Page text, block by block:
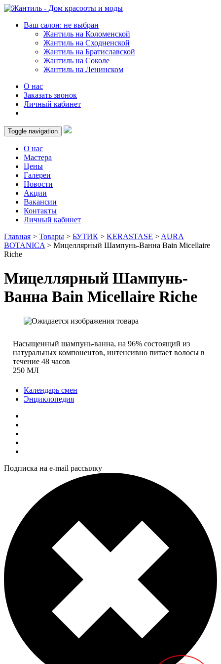
Ваш салон: не выбран
Жантиль на Коломенской
Жантиль на Сходненской
Жантиль на Братиславской
Жантиль на Соколе
Жантиль на Ленинском
О нас
Заказать звонок
Личный кабинет
Toggle navigation
О нас
Мастера
Цены
Галереи
Новости
Акции
Вакансии
Контакты
Личный кабинет
Главная > Товары > БУТИК > KERASTASE > AURA
BOTANICA > Мицеллярный Шампунь-Ванна Bain Micellaire
Riche
Мицеллярный Шампунь-
Ванна Bain Micellaire Riche
Насыщенный шампунь-ванна, на 96% состоящий из
натуральных компонентов, интенсивно питает волосы в
течение 48 часов
250 МЛ
Календарь смен
Энциклопедия
Подписка на e-mail рассылку